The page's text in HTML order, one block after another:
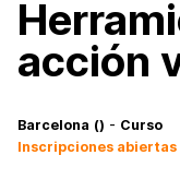
acción
Barcelona () - Curso
Inscripciones abiertas